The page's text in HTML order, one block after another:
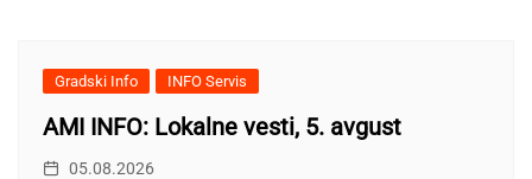
Gradski Info INFO Servis
AMI INFO: Lokalne vesti, 5. avgust
05.08.2026